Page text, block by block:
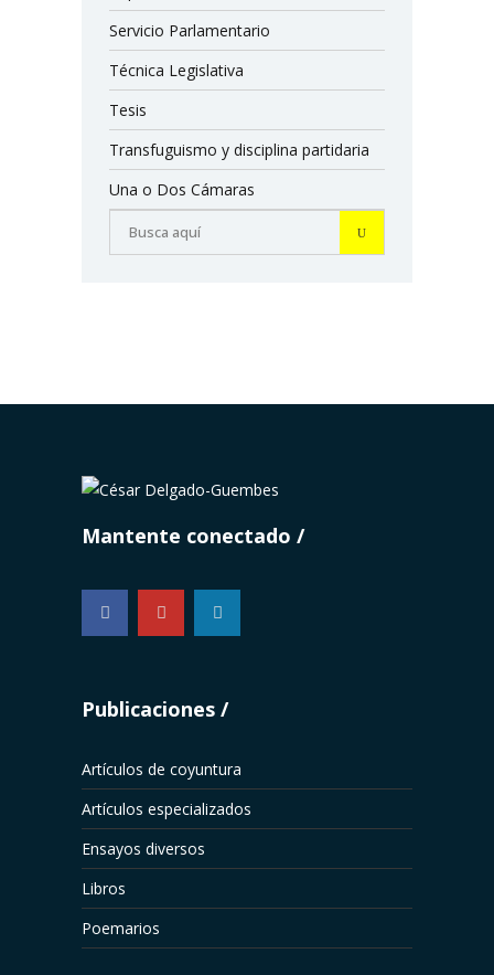
Servicio Parlamentario
Técnica Legislativa
Tesis
Transfuguismo y disciplina partidaria
Una o Dos Cámaras
Mantente conectado
...
Publicaciones
Artículos de coyuntura
Artículos especializados
Ensayos diversos
Libros
Poemarios